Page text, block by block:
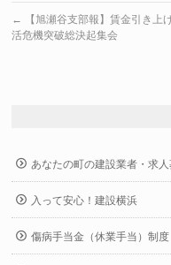
←
【旭瀬谷支部報】賃金引き上
活危機突破総決起集会
あなたの町の建設業者・求人
入って安心！建設横浜
傷病手当金（休業手当）制度